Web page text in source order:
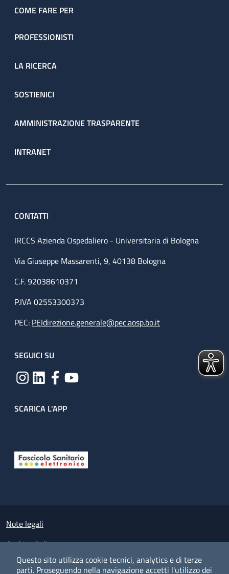
Questo sito utilizza cookie tecnici, analytics e di terze
parti. Proseguendo nella navigazione accetti l'utilizzo dei
COME FARE PER
PROFESSIONISTI
LA RICERCA
SOSTIENICI
AMMINISTRAZIONE TRASPARENTE
INTRANET
CONTATTI
IRCCS Azienda Ospedaliero - Universitaria di Bologna
Via Giuseppe Massarenti, 9, 40138 Bologna
C.F. 92038610371
P.IVA 02553300373
PEC: PEIdirezione.generale@pec.aosp.bo.it
SEGUICI SU
SCARICA L'APP
Small prints
Note legali
Cookies Policy
Policy privacy e protezione del dato personale